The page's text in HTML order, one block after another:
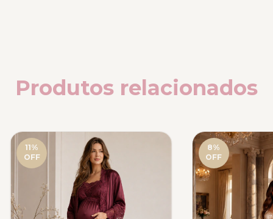
Produtos relacionados
11%
OFF
8%
OFF